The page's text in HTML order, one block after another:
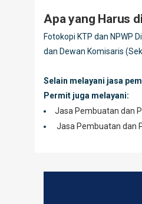
Apa yang Harus
Fotokopi KTP dan NPWP
dan Dewan Komisaris
Selain melayani jasa
Permit juga melayani:
Jasa Pembuatan dan
Jasa Pembuatan dan